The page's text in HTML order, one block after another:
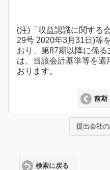
(注)「収益認識に関する
29号 2020年3月31日)等
おり、第87期以降に係
は、当該会計基準等を適
おります。
前期
提出会社
検索に戻る